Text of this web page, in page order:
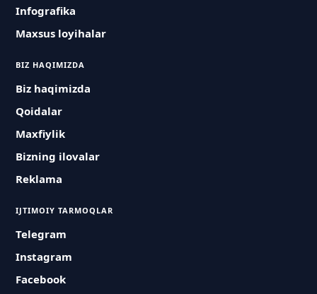
Infografika
Maxsus loyihalar
BIZ HAQIMIZDA
Biz haqimizda
Qoidalar
Maxfiylik
Bizning ilovalar
Reklama
IJTIMOIY TARMOQLAR
Telegram
Instagram
Facebook